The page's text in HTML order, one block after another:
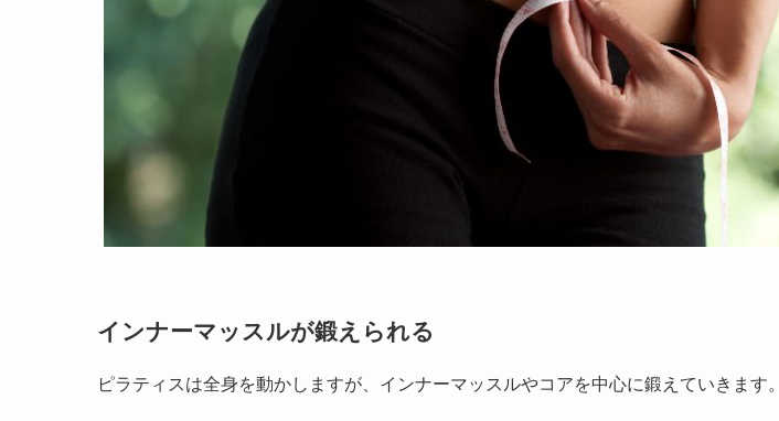
インナーマッスルが鍛えられる
ピラティスは全身を動かしますが、インナーマッスルやコアを中心に鍛えていきます。